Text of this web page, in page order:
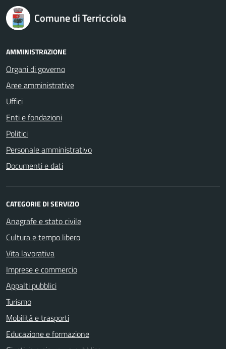
logo Unione Europea
Comune di Terricciola
AMMINISTRAZIONE
Organi di governo
Aree amministrative
Uffici
Enti e fondazioni
Politici
Personale amministrativo
Documenti e dati
CATEGORIE DI SERVIZIO
Anagrafe e stato civile
Cultura e tempo libero
Vita lavorativa
Imprese e commercio
Appalti pubblici
Turismo
Mobilità e trasporti
Educazione e formazione